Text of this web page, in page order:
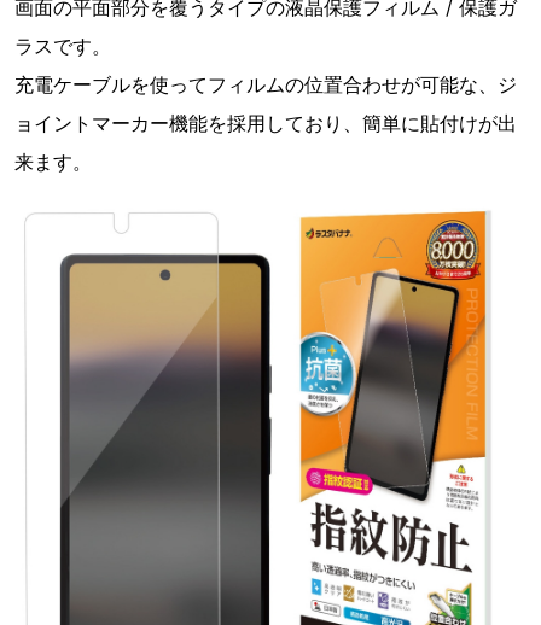
画面の平面部分を覆うタイプの液晶保護フィルム / 保護ガ
ラスです。
充電ケーブルを使ってフィルムの位置合わせが可能な、ジ
ョイントマーカー機能を採用しており、簡単に貼付けが出
来ます。